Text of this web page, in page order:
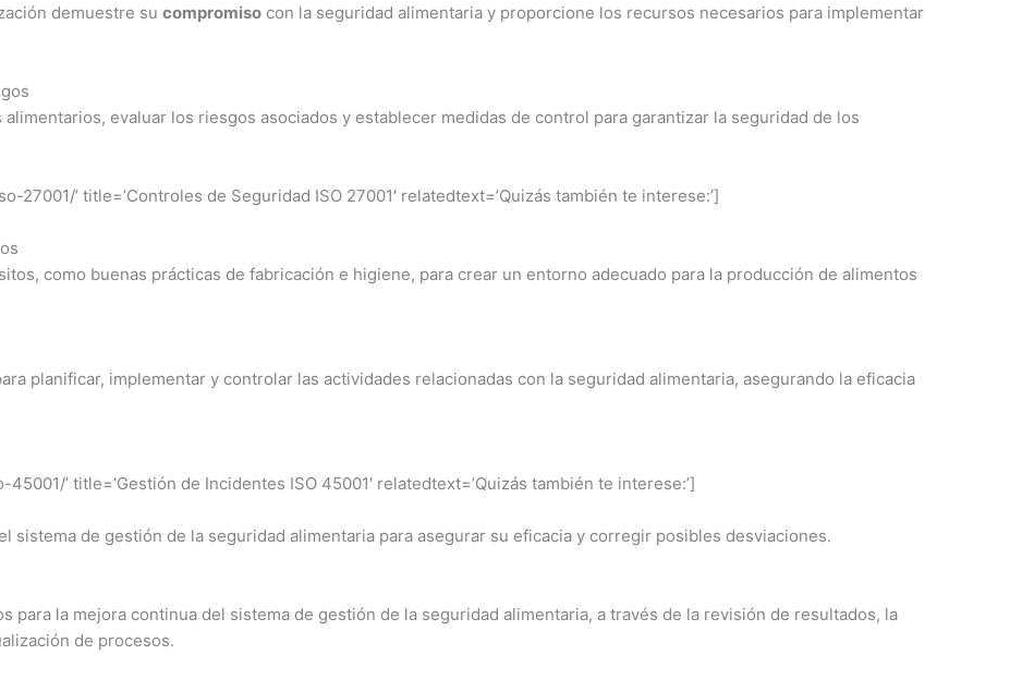
demuestre su compromiso con la seguridad alimentaria y proporcione los recursos necesarios para implementar
evaluar los riesgos asociados y establecer medidas de control para garantizar la seguridad de los
’ title=’Controles de Seguridad ISO 27001′ relatedtext=’Quizás también te interese:’]
como buenas prácticas de fabricación e higiene, para crear un entorno adecuado para la producción de alimentos
planificar, implementar y controlar las actividades relacionadas con la seguridad alimentaria, asegurando la eficacia
’ title=’Gestión de Incidentes ISO 45001′ relatedtext=’Quizás también te interese:’]
sistema de gestión de la seguridad alimentaria para asegurar su eficacia y corregir posibles desviaciones.
para la mejora continua del sistema de gestión de la seguridad alimentaria, a través de la revisión de resultados, la
de procesos.